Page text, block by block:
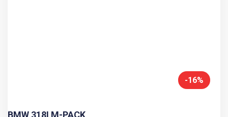
-16%